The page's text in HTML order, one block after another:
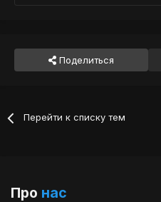
Поделиться
Перейти к списку тем
Про нас